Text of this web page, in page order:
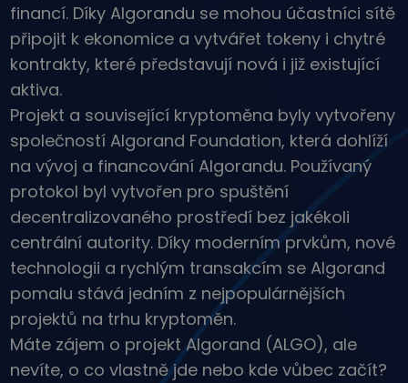
Trezor
Spořte si krypto pro svou budoucnost
Opakovaný nákup
Pravidelné investice („DCA“)
Upozornění na cenu
Aktualizace cen vašich oblíbených tokenů v reálném čase
Objevte aktiva
Objevte investiční příležitosti
Analýza portfolia
Chytré poznatky pro ideální výkonnost
financí. Díky Algorandu se mohou účastníci sítě
připojit k ekonomice a vytvářet tokeny i chytré
kontrakty, které představují nová i již existující
aktiva.
Projekt a související kryptoměna byly vytvořeny
společností Algorand Foundation, která dohlíží
na vývoj a financování Algorandu. Používaný
protokol byl vytvořen pro spuštění
decentralizovaného prostředí bez jakékoli
centrální autority. Díky moderním prvkům, nové
technologii a rychlým transakcím se Algorand
pomalu stává jedním z nejpopulárnějších
projektů na trhu kryptoměn.
Máte zájem o projekt Algorand (ALGO), ale
nevíte, o co vlastně jde nebo kde vůbec začít?